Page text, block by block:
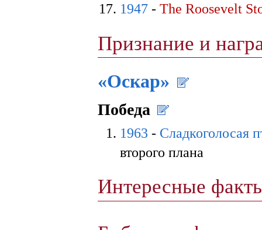
1947 -The Roosevelt
Признание и
«Оскар»
Победа
1963 - Сладкоголосая
второго плана
Интересные